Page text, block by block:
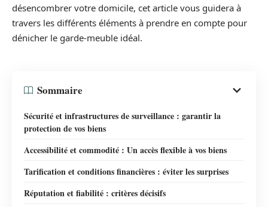
désencombrer votre domicile, cet article vous guidera à
travers les différents éléments à prendre en compte pour
dénicher le garde-meuble idéal.
Sommaire
Sécurité et infrastructures de surveillance : garantir la
protection de vos biens
Accessibilité et commodité : Un accès flexible à vos biens
Tarification et conditions financières : éviter les surprises
Réputation et fiabilité : critères décisifs